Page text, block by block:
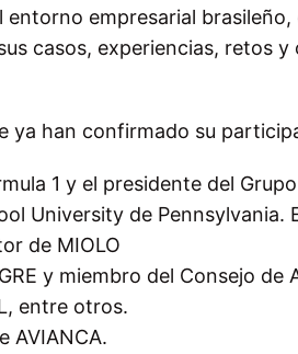
empresarial
casos, experiencias, retos y
ya han confirmado su
1 y el presidente del Grupo
University de Pennsylvania.
de MIOLO
y miembro del Consejo de
, entre otros.
AVIANCA.